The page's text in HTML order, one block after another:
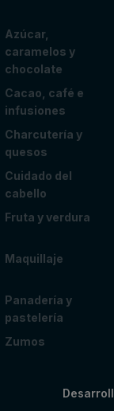
Azúcar,
caramelos y
chocolate
Cacao, café e
infusiones
Charcutería y
quesos
Cuidado del
cabello
Fruta y verdura
Maquillaje
Panadería y
pastelería
Zumos